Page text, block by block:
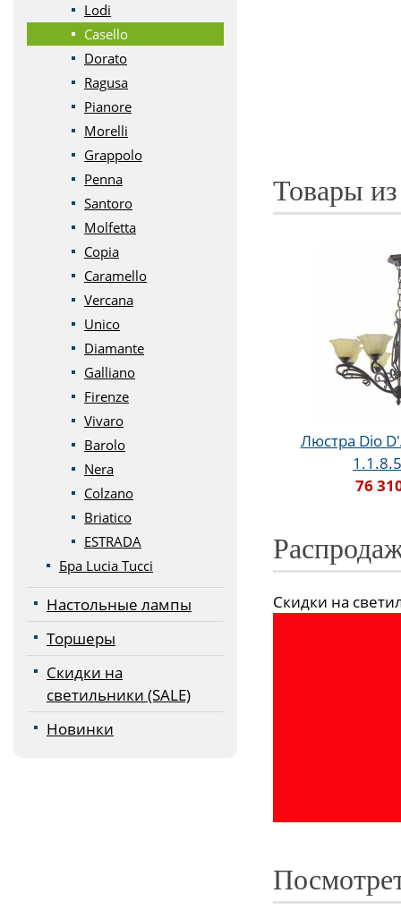
Lodi
Casello
Dorato
Ragusa
Pianore
Morelli
Grappolo
Penna
Santoro
Molfetta
Copia
Caramello
Vercana
Unico
Diamante
Galliano
Firenze
Vivaro
Barolo
Nera
Colzano
Briatico
ESTRADA
Бра Lucia Tucci
Настольные лампы
Торшеры
Скидки на
светильники (SALE)
Новинки
Товары
Люстра Dio
76
Скидки на